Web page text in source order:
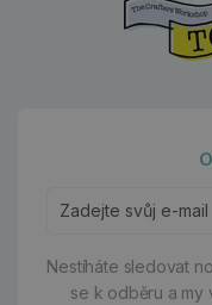
Nestíháte sledovat
se k odběru a my